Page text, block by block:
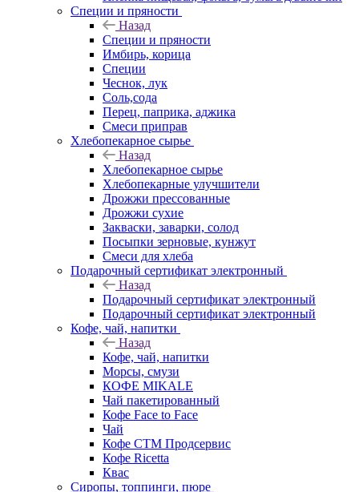
Специи и пряности
Назад
Специи и пряности
Имбирь, корица
Специи
Чеснок, лук
Соль,сода
Перец, паприка, аджика
Смеси приправ
Хлебопекарное сырье
Назад
Хлебопекарное сырье
Хлебопекарные улучшители
Дрожжи прессованные
Дрожжи сухие
Закваски, заварки, солод
Посыпки зерновые, кунжут
Смеси для хлеба
Подарочный сертификат электронный
Назад
Подарочный сертификат электронный
Подарочный сертификат электронный
Кофе, чай, напитки
Назад
Кофе, чай, напитки
Морсы, смузи
КОФЕ MIKALE
Чай пакетированный
Кофе Face to Face
Чай
Кофе СТМ Продсервис
Кофе Ricetta
Квас
Сиропы, топпинги, пюре